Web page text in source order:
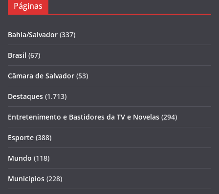
Páginas
Bahia/Salvador (337)
Brasil (67)
Câmara de Salvador (53)
Destaques (1.713)
Entretenimento e Bastidores da TV e Novelas (294)
Esporte (388)
Mundo (118)
Municípios (228)